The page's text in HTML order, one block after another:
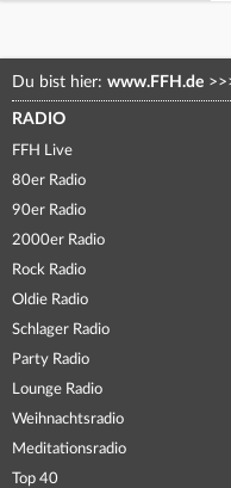
Du bist hier: www.FFH.de
RADIO
FFH Live
80er Radio
90er Radio
2000er Radio
Rock Radio
Oldie Radio
Schlager Radio
Party Radio
Lounge Radio
Weihnachtsradio
Meditationsradio
Top 40